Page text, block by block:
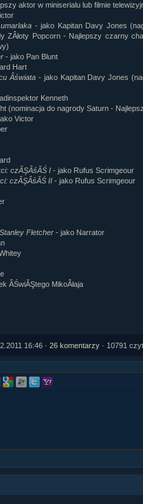
aktor w miniserialu lub filmie
- jako Kapitan Davy Jones
ZÂłoty Popcorn - Najlepszy czarny
- jako Pan Blunt
Hart
Âświata- jako Kapitan Davy Jones
Kenneth
(nominacja do nagrody Saturn -
Victor
czĂŞÂśĂŚ I- jako Rufus Scrimgeour
czĂŞÂśĂŚ II- jako Rufus Scrimgeour
Fletcher- jako Narrator
ÂŚwiĂŞtego MikoÂłaja
16:46 ·26 komentarzy · 10791